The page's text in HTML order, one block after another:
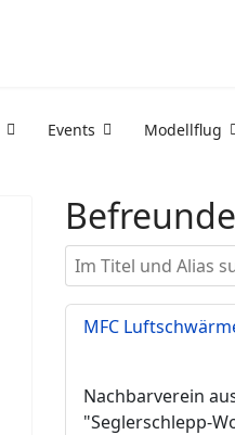
Events Modellflug
Im Titel und Alias
MFC
Nachbarverein
"Seglerschlepp-